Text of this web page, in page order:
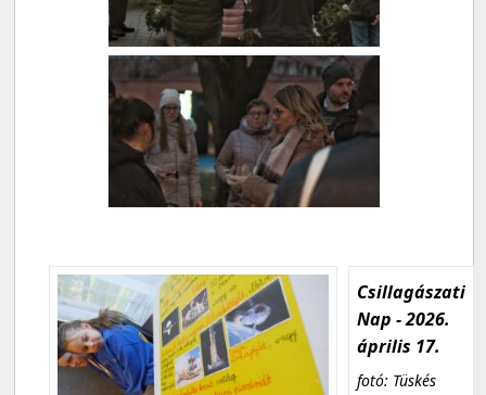
Csillagászati
Nap - 2026.
április 17.
fotó: Tüskés